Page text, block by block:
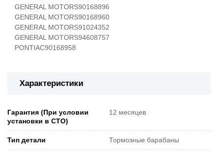
GENERAL MOTORS90168896
GENERAL MOTORS90168960
GENERAL MOTORS91024352
GENERAL MOTORS94608757
PONTIAC90168958
Характеристики
Гарантия (При условии
установки в СТО)
12 месяцев
Тип детали Тормозные барабаны